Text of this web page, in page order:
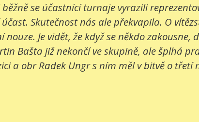
se účastnící turnaje vyrazili
Skutečnost nás ale překvapila. O
Je vidět, že když se někdo
Bašta již nekončí ve skupině, ale šplhá
a obr Radek Ungr s ním měl v bitvě o třetí